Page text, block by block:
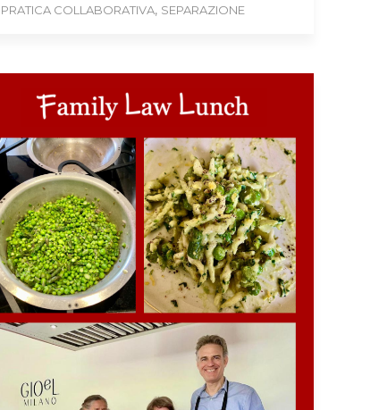
PRATICA COLLABORATIVA, SEPARAZIONE